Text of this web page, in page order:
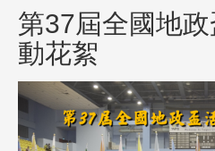
第37屆全國地
動花絮